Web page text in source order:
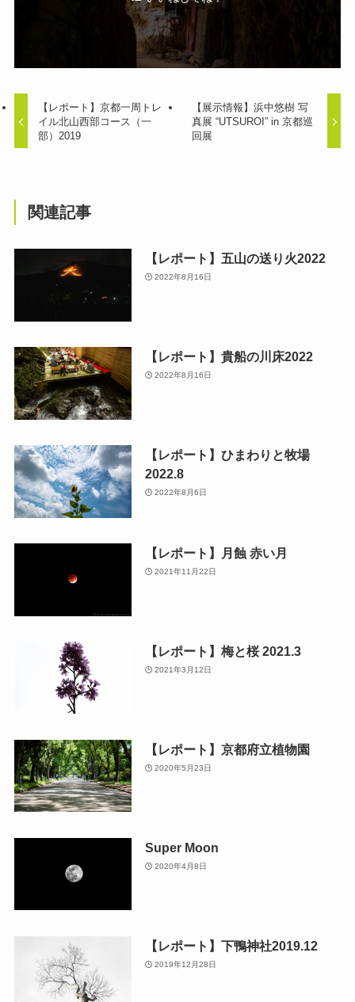
【レポート】京都一周トレ
イル北山西部コース（一
部）2019
【展示情報】浜中悠樹 写
真展 “UTSUROI” in 京都巡
回展
関連記事
【レポート】五山の送り火2022
2022年8月16日
【レポート】貴船の川床2022
2022年8月16日
【レポート】ひまわりと牧場
2022.8
2022年8月6日
【レポート】月蝕 赤い月
2021年11月22日
【レポート】梅と桜 2021.3
2021年3月12日
【レポート】京都府立植物園
2020年5月23日
Super Moon
2020年4月8日
【レポート】下鴨神社2019.12
2019年12月28日